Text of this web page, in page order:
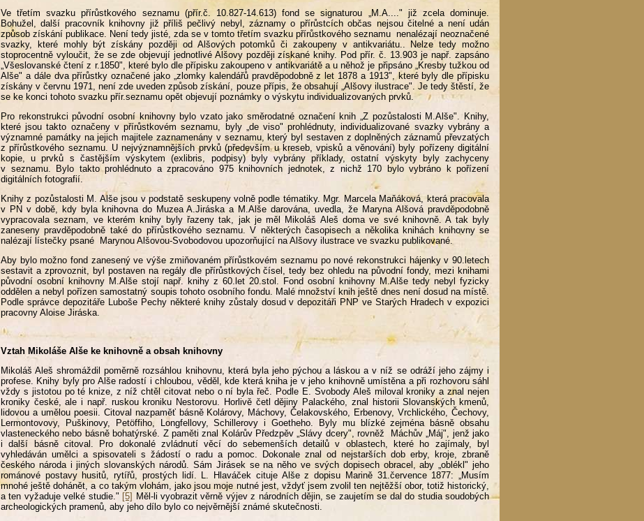
Ve třetím svazku přírůstkového seznamu (přír.č. 10.827-14.613) fond se signaturou „M.A...." již zcela dominuje.
Bohužel, další pracovník knihovny již příliš pečlivý nebyl, záznamy o přírůstcích občas nejsou čitelné a není udán
způsob získání publikace. Není tedy jisté, zda se v tomto třetím svazku přírůstkového seznamu nenalézají neoznačené
svazky, které mohly být získány později od Alšových potomků či zakoupeny v antikvariátu.. Nelze tedy možno
stoprocentně vyloučit, že se zde objevují jednotlivé Alšovy později získané knihy. Pod přír. č. 13.903 je např. zapsáno
„Všeslovanské čtení z r.1850", které bylo dle přípisku zakoupeno v antikvariátě a u něhož je připsáno „Kresby tužkou od
Alše" a dále dva přírůstky označené jako „zlomky kalendářů pravděpodobně z let 1878 a 1913", které byly dle přípisku
získány v červnu 1971, není zde uveden způsob získání, pouze přípis, že obsahují „Alšovy ilustrace". Je tedy štěstí, že
se ke konci tohoto svazku přír.seznamu opět objevují poznámky o výskytu individualizovaných prvků.
Pro rekonstrukci původní osobní knihovny bylo vzato jako směrodatné označení knih „Z pozůstalosti M.Alše". Knihy,
které jsou takto označeny v přírůstkovém seznamu, byly „de viso" prohlédnuty, individualizované svazky vybrány a
významné památky na jejich majitele zaznamenány v seznamu, který byl sestaven z doplněných záznamů převzatých
z přírůstkového seznamu. U nejvýznamnějších prvků (především u kreseb, vpisků a věnování) byly pořízeny digitální
kopie, u prvků s častějším výskytem (exlibris, podpisy) byly vybrány příklady, ostatní výskyty byly zachyceny
v seznamu. Bylo takto prohlédnuto a zpracováno 975 knihovních jednotek, z nichž 170 bylo vybráno k pořízení
digitálních fotografií.
Knihy z pozůstalosti M. Alše jsou v podstatě seskupeny volně podle tématiky. Mgr. Marcela Maňáková, která pracovala
v PN v době, kdy byla knihovna do Muzea A.Jiráska a M.Alše darována, uvedla, že Maryna Alšová pravděpodobně
vypracovala seznam, ve kterém knihy byly řazeny tak, jak je měl Mikoláš Aleš doma ve své knihovně. A tak byly
zaneseny pravděpodobně také do přírůstkového seznamu. V některých časopisech a několika knihách knihovny se
nalézají lístečky psané Marynou Alšovou-Svobodovou upozorňující na Alšovy ilustrace ve svazku publikované.
Aby bylo možno fond zanesený ve výše zmiňovaném přírůstkovém seznamu po nové rekonstrukci hájenky v 90.letech
sestavit a zprovoznit, byl postaven na regály dle přírůstkových čísel, tedy bez ohledu na původní fondy, mezi knihami
původní osobní knihovny M.Alše stojí např. knihy z 60.let 20.stol. Fond osobní knihovny M.Alše tedy nebyl fyzicky
oddělen a nebyl pořízen samostatný soupis tohoto osobního fondu. Malé množství knih ještě dnes není dosud na místě.
Podle správce depozitáře Luboše Pechy některé knihy zůstaly dosud v depozitáři PNP ve Starých Hradech v expozici
pracovny Aloise Jiráska.
Vztah Mikoláše Alše ke knihovně a obsah knihovny
Mikoláš Aleš shromáždil poměrně rozsáhlou knihovnu, která byla jeho pýchou a láskou a v níž se odráží jeho zájmy i
profese. Knihy byly pro Alše radostí i chloubou, věděl, kde která kniha je v jeho knihovně umístěna a při rozhovoru sáhl
vždy s jistotou po té knize, z níž chtěl citovat nebo o ní byla řeč. Podle E. Svobody Aleš miloval kroniky a znal nejen
kroniky české, ale i např. ruskou kroniku Nestorovu. Horlivě četl dějiny Palackého, znal historii Slovanských kmenů,
lidovou a umělou poesii. Citoval nazpaměť básně Kolárovy, Máchovy, Čelakovského, Erbenovy, Vrchlického, Čechovy,
Lermontovovy, Puškinovy, Petöffiho, Longfellovy, Schillerovy i Goetheho. Byly mu blízké zejména básně obsahu
vlasteneckého nebo básně bohatýrské. Z paměti znal Kolárův Předzpěv „Slávy dcery", rovněž Máchův „Máj", jenž jako
i další básně citoval. Pro dokonalé zvládnutí věcí do sebemenších detailů v oblastech, které ho zajímaly, byl
vyhledáván umělci a spisovateli s žádostí o radu a pomoc. Dokonale znal od nejstarších dob erby, kroje, zbraně
českého národa i jiných slovanských národů. Sám Jirásek se na něho ve svých dopisech obracel, aby „oblékl" jeho
románové postavy husitů, rytířů, prostých lidí. L. Hlaváček cituje Alše z dopisu Marině 31.července 1877: „Musím
mnohé ještě dohánět, a co takým vlohám, jako jsou moje nutné jest, vždyť jsem zvolil ten nejtěžší obor, totiž historický,
a ten vyžaduje velké studie." [5] Měl-li vyobrazit věrně výjev z národních dějin, se zaujetím se dal do studia soudobých
archeologických pramenů, aby jeho dílo bylo co nejvěrnější známé skutečnosti.